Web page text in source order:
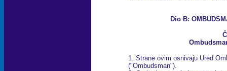
Dio B:
1. Strane ovim osnivaju Ured
("Ombudsman").